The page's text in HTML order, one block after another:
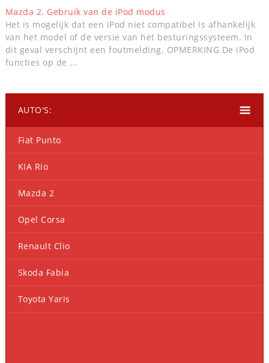
Mazda 2. Gebruik van de iPod modus
Het is mogelijk dat een iPod niet compatibel is afhankelijk
van het model of de versie van het besturingssysteem. In
dit geval verschijnt een foutmelding. OPMERKING De iPod
functies op de ...
AUTO'S:
Fiat Punto
KIA Rio
Mazda 2
Opel Corsa
Renault Clio
Skoda Fabia
Toyota Yaris